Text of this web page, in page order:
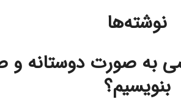
نوشته‌ها
به صورت دوستانه
بنویسیم؟